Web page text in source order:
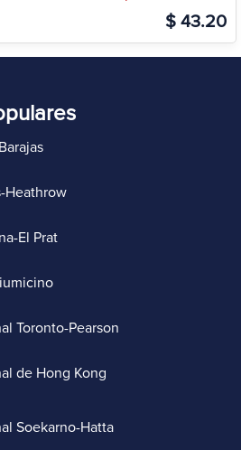
$ 43.20
Heathrow
El Prat
Toronto-Pearson
de Hong Kong
Soekarno-Hatta